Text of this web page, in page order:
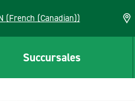
CAN (French (Canadian))
Succursales